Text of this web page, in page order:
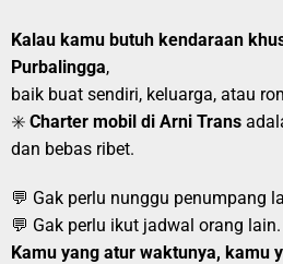
Kalau kamu butuh kendaraan
Purbalingga,
baik buat sendiri, keluarga, atau
✳️ Charter mobil di Arni Trans
dan bebas ribet.
💬 Gak perlu nunggu penumpang
💬 Gak perlu ikut jadwal orang lain.
Kamu yang atur waktunya, kamu